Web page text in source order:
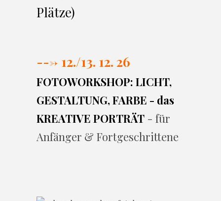
Plätze)
---> 12./13. 12. 26
FOTOWORKSHOP: LICHT,
GESTALTUNG, FARBE - das
KREATIVE PORTRÄT - für
Anfänger & Fortgeschrittene